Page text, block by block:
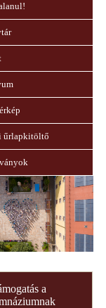
űrlapkitöltő
a